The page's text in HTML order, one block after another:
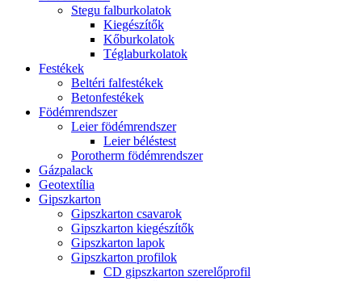
Stegu falburkolatok
Kiegészítők
Kőburkolatok
Téglaburkolatok
Festékek
Beltéri falfestékek
Betonfestékek
Födémrendszer
Leier födémrendszer
Leier béléstest
Porotherm födémrendszer
Gázpalack
Geotextília
Gipszkarton
Gipszkarton csavarok
Gipszkarton kiegészítők
Gipszkarton lapok
Gipszkarton profilok
CD gipszkarton szerelőprofil